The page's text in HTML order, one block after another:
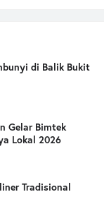
di Balik Bukit
Gelar Bimtek
Lokal 2026
Tradisional